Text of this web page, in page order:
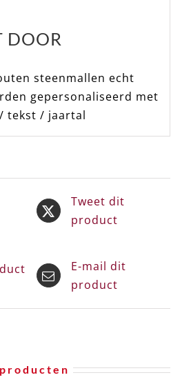
DOOR
steenmallen echt
gepersonaliseerd met
tekst / jaartal
Tweet dit
product
E-mail dit
product